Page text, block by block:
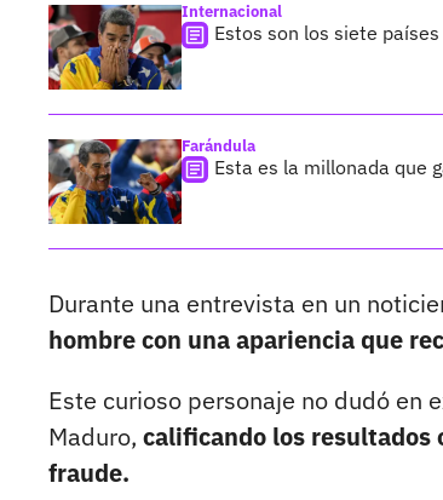
Internacional
Estos son los siete
Farándula
Esta es la millonada que
Durante una entrevista en un
hombre con una apariencia que
Este curioso personaje no dudó en
Maduro, calificando los resultados
fraude.